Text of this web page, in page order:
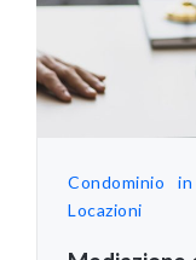
Condominio
Locazioni